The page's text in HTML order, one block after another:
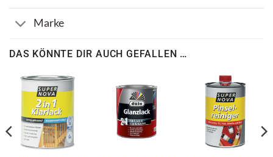
Marke
DAS KÖNNTE DIR AUCH GEFALLEN …